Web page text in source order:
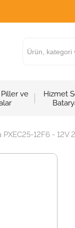
ve
Hizmet
PXEC25-12F6 -